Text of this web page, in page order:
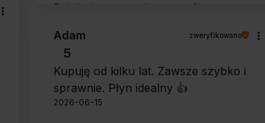
Dziękujemy za tak szczegółową
Pani wygodę obsługi i łatwość
utrzymania urządzenia w czystości.
To dla nas bardzo cenna informacja.
Adam zweryfikowano
5
Kupuję od kilku lat. Zawsze szybko i
sprawnie. Płyn idealny 👍️
2026-06-15